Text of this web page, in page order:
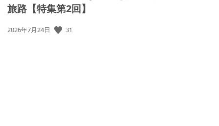
旅路【特集第2回】
公
2026年7月24日 31